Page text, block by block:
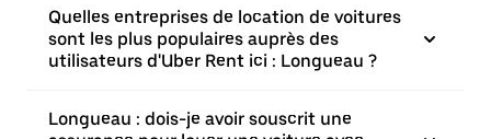
Quelles entreprises de location de voitures
sont les plus populaires auprès des
utilisateurs d'Uber Rent ici : Longueau ?
Longueau : dois-je avoir souscrit une